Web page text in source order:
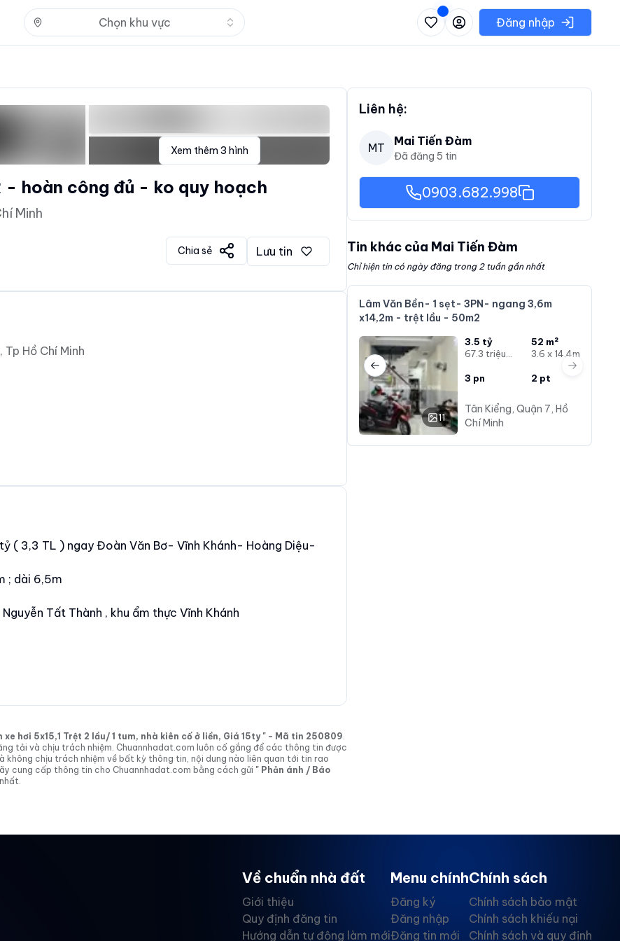
Chọn khu vực Nhấn để mở danh sách các khu vực có thể chọnĐăng nhập
Xem thêm 3 hình
SHR - hoàn công đủ - ko quy hoạch
Minh
Chia sẻ Lưu tin
Hồ Chí Minh
( 3,3 TL ) ngay Đoàn Văn Bơ- Vĩnh Khánh- Hoàng Diệu-
; dài 6,5m
Tất Thành , khu ẩm thực Vĩnh Khánh
xe hơi 5x15,1 Trệt 2 lầu/ 1 tum, nhà kiên cố ở liền, Giá 15ty " - Mã tin 250809.
tải và chịu trách nhiệm. Chuannhadat.com luôn cố gắng để các thông tin được
không chịu trách nhiệm về bất kỳ thông tin, nội dung nào liên quan tới tin rao
cung cấp thông tin cho Chuannhadat.com bằng cách gửi " Phản ánh / Báo
Liên hệ:
MT Mai Tiến Đàm
Đã đăng 5 tin
0903.682.998
Tin khác của Mai Tiến Đàm
Chỉ hiện tin có ngày đăng trong 2 tuần gần nhất
Lâm Văn Bền- 1 sẹt- 3PN- ngang 3,6m
x14,2m - trệt lầu - 50m2
11
3.5 tỷ
52 m²
3.6 x 14.4m
3 pn 2 pt
Tân Kiểng, Quận 7, Hồ
Chí Minh
Previous slide Next slide
Về chuẩn nhà đất
Giới thiệu
Quy định đăng tin
Hướng dẫn tự động làm mới
Menu chính
Đăng ký
Đăng nhập
Đăng tin mới
Chính sách
Chính sách bảo mật
Chính sách khiếu nại
Chính sách và quy định